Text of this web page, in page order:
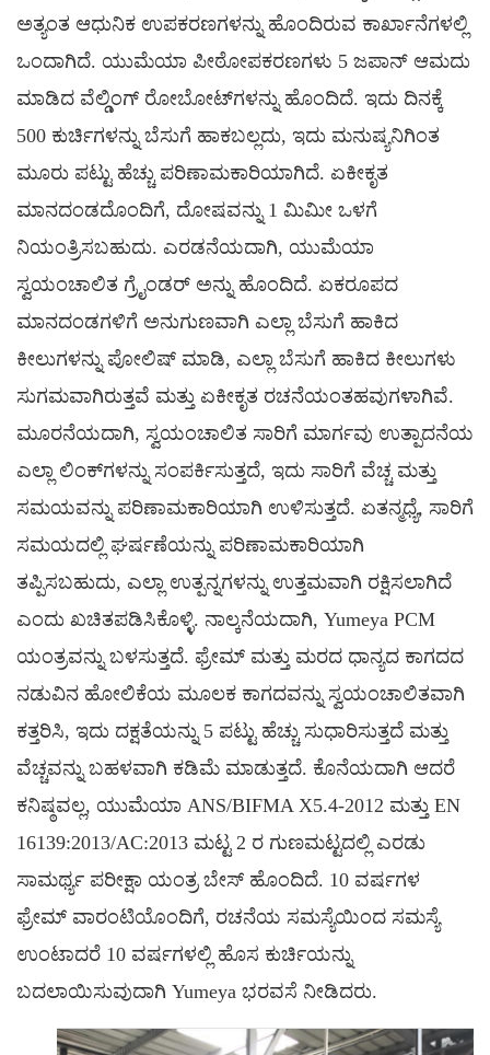
ಅತ್ಯಂತ ಆಧುನಿಕ ಉಪಕರಣಗಳನ್ನು ಹೊಂದಿರುವ ಕಾರ್ಖಾನೆಗಳಲ್ಲಿ
ಒಂದಾಗಿದೆ. ಯುಮೆಯಾ ಪೀಠೋಪಕರಣಗಳು 5 ಜಪಾನ್ ಆಮದು
ಮಾಡಿದ ವೆಲ್ಡಿಂಗ್ ರೋಬೋಟ್‌ಗಳನ್ನು ಹೊಂದಿದೆ. ಇದು ದಿನಕ್ಕೆ
500 ಕುರ್ಚಿಗಳನ್ನು ಬೆಸುಗೆ ಹಾಕಬಲ್ಲದು, ಇದು ಮನುಷ್ಯನಿಗಿಂತ
ಮೂರು ಪಟ್ಟು ಹೆಚ್ಚು ಪರಿಣಾಮಕಾರಿಯಾಗಿದೆ. ಏಕೀಕೃತ
ಮಾನದಂಡದೊಂದಿಗೆ, ದೋಷವನ್ನು 1 ಮಿಮೀ ಒಳಗೆ
ನಿಯಂತ್ರಿಸಬಹುದು. ಎರಡನೆಯದಾಗಿ, ಯುಮೆಯಾ
ಸ್ವಯಂಚಾಲಿತ ಗ್ರೈಂಡರ್ ಅನ್ನು ಹೊಂದಿದೆ. ಏಕರೂಪದ
ಮಾನದಂಡಗಳಿಗೆ ಅನುಗುಣವಾಗಿ ಎಲ್ಲಾ ಬೆಸುಗೆ ಹಾಕಿದ
ಕೀಲುಗಳನ್ನು ಪೋಲಿಷ್ ಮಾಡಿ, ಎಲ್ಲಾ ಬೆಸುಗೆ ಹಾಕಿದ ಕೀಲುಗಳು
ಸುಗಮವಾಗಿರುತ್ತವೆ ಮತ್ತು ಏಕೀಕೃತ ರಚನೆಯಂತಹವುಗಳಾಗಿವೆ.
ಮೂರನೆಯದಾಗಿ, ಸ್ವಯಂಚಾಲಿತ ಸಾರಿಗೆ ಮಾರ್ಗವು ಉತ್ಪಾದನೆಯ
ಎಲ್ಲಾ ಲಿಂಕ್‌ಗಳನ್ನು ಸಂಪರ್ಕಿಸುತ್ತದೆ, ಇದು ಸಾರಿಗೆ ವೆಚ್ಚ ಮತ್ತು
ಸಮಯವನ್ನು ಪರಿಣಾಮಕಾರಿಯಾಗಿ ಉಳಿಸುತ್ತದೆ. ಏತನ್ಮಧ್ಯೆ, ಸಾರಿಗೆ
ಸಮಯದಲ್ಲಿ ಘರ್ಷಣೆಯನ್ನು ಪರಿಣಾಮಕಾರಿಯಾಗಿ
ತಪ್ಪಿಸಬಹುದು, ಎಲ್ಲಾ ಉತ್ಪನ್ನಗಳನ್ನು ಉತ್ತಮವಾಗಿ ರಕ್ಷಿಸಲಾಗಿದೆ
ಎಂದು ಖಚಿತಪಡಿಸಿಕೊಳ್ಳಿ. ನಾಲ್ಕನೆಯದಾಗಿ, Yumeya PCM
ಯಂತ್ರವನ್ನು ಬಳಸುತ್ತದೆ. ಫ್ರೇಮ್ ಮತ್ತು ಮರದ ಧಾನ್ಯದ ಕಾಗದದ
ನಡುವಿನ ಹೋಲಿಕೆಯ ಮೂಲಕ ಕಾಗದವನ್ನು ಸ್ವಯಂಚಾಲಿತವಾಗಿ
ಕತ್ತರಿಸಿ, ಇದು ದಕ್ಷತೆಯನ್ನು 5 ಪಟ್ಟು ಹೆಚ್ಚು ಸುಧಾರಿಸುತ್ತದೆ ಮತ್ತು
ವೆಚ್ಚವನ್ನು ಬಹಳವಾಗಿ ಕಡಿಮೆ ಮಾಡುತ್ತದೆ. ಕೊನೆಯದಾಗಿ ಆದರೆ
ಕನಿಷ್ಠವಲ್ಲ, ಯುಮೆಯಾ ANS/BIFMA X5.4-2012 ಮತ್ತು EN
16139:2013/AC:2013 ಮಟ್ಟ 2 ರ ಗುಣಮಟ್ಟದಲ್ಲಿ ಎರಡು
ಸಾಮರ್ಥ್ಯ ಪರೀಕ್ಷಾ ಯಂತ್ರ ಬೇಸ್ ಹೊಂದಿದೆ. 10 ವರ್ಷಗಳ
ಫ್ರೇಮ್ ವಾರಂಟಿಯೊಂದಿಗೆ, ರಚನೆಯ ಸಮಸ್ಯೆಯಿಂದ ಸಮಸ್ಯೆ
ಉಂಟಾದರೆ 10 ವರ್ಷಗಳಲ್ಲಿ ಹೊಸ ಕುರ್ಚಿಯನ್ನು
ಬದಲಾಯಿಸುವುದಾಗಿ Yumeya ಭರವಸೆ ನೀಡಿದರು.